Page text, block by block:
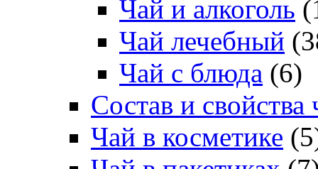
Чай и алкоголь
Чай лечебный
Чай с блюда (6)
Состав и свойства
Чай в косметике